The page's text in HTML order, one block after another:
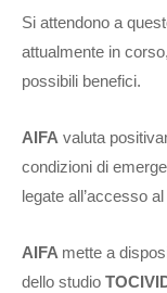
Si attendono a
attualmente in
possibili benefici.
AIFA valuta
condizioni di
legate all’accesso
AIFA mette a
dello studio